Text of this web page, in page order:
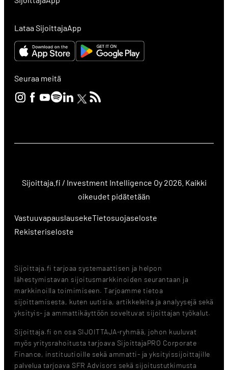
Lataa SijoittajaApp
Seuraa meitä
Sijoittaja.fi / Investment Intelligence Oy 2026. Kaikki
oikeudet pidätetään
VastuuvapauslausekeTietosuojaseloste
Rekisteriseloste
Sijoittaja.fi tarjoaa systemaattisen ja helpon
lähestymistavan sijoitusmarkkinoiden seurantaan ja
markkinoilla toimimiseen. Tarjoamme tietoa
sijoittamisesta, kuten uutisia, artikkeleita ja analyysejä sekä
yksityis- ja ammattikäyttöön soveltuvat sijoittajan työkalut.
Sijoittaja.fi on osa SIJOITTAJA-ryhmää, johon kuuluvat
myös yritysrahoitusta tarjoava SijoittajaPRO Corporate
Finance, instituutioille sekä ammatti- ja yksityissijoittajille
palvelua tarjoava SFR Advisors sekä sijoitustutkimusta